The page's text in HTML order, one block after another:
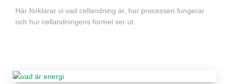
Här förklarar vi vad cellandning är, hur processen fungerar
och hur cellandningens formel ser ut.